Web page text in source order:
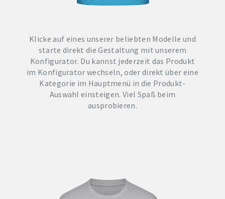
Klicke auf eines unserer beliebten Modelle und
starte direkt die Gestaltung mit unserem
Konfigurator. Du kannst jederzeit das Produkt
im Konfigurator wechseln, oder direkt über eine
Kategorie im Hauptmenü in die Produkt-
Auswahl einsteigen. Viel Spaß beim
ausprobieren.